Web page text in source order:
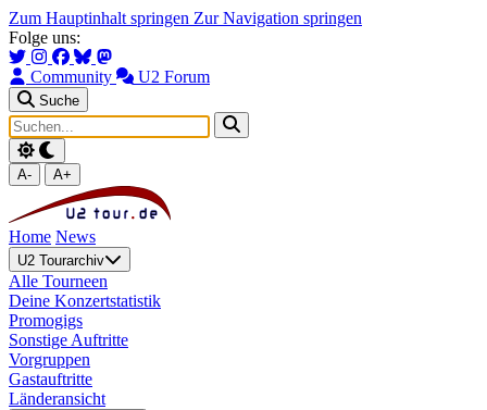
Zum Hauptinhalt springen Zur Navigation springen
Folge uns:
Community U2 Forum
Suche
A- A+
Home News
U2 Tourarchiv
Alle Tourneen
Deine Konzertstatistik
Promogigs
Sonstige Auftritte
Vorgruppen
Gastauftritte
Länderansicht